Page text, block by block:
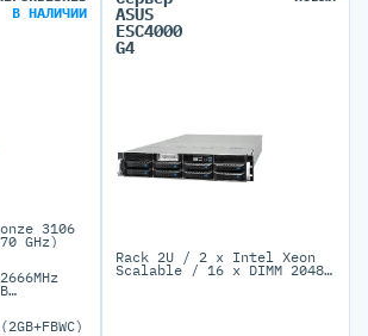
В НАЛИЧИИ
3106
GHz)
ASUS
ESC4000
G4
Rack 2U / 2 x Intel Xeon
Scalable / 16 x DIMM 2048